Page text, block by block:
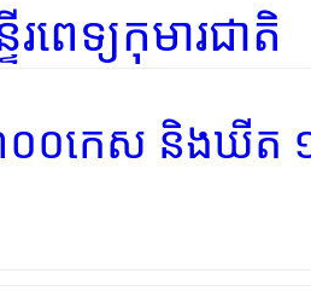
០០កេស និងឃីត